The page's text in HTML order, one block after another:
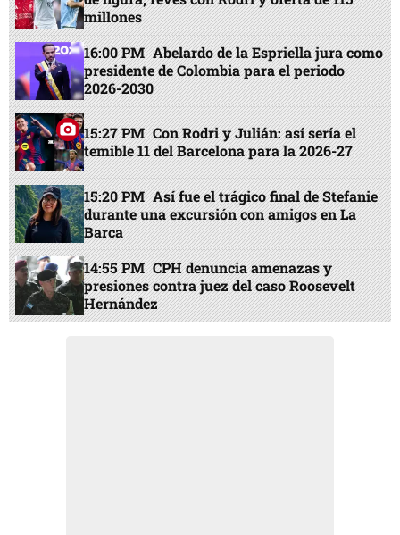
millones
16:00 PM Abelardo de la Espriella jura como
presidente de Colombia para el periodo
2026-2030
15:27 PM Con Rodri y Julián: así sería el
temible 11 del Barcelona para la 2026-27
15:20 PM Así fue el trágico final de Stefanie
durante una excursión con amigos en La
Barca
14:55 PM CPH denuncia amenazas y
presiones contra juez del caso Roosevelt
Hernández